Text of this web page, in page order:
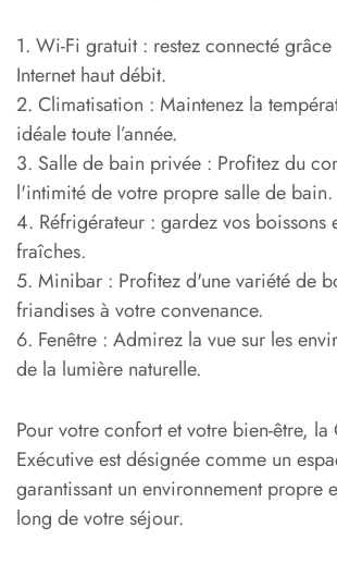
1. Wi-Fi gratuit : restez connecté
Internet haut débit.
2. Climatisation : Maintenez la
idéale toute l’année.
3. Salle de bain privée : Profitez du
l'intimité de votre propre salle de bain.
4. Réfrigérateur : gardez vos boissons
fraîches.
5. Minibar : Profitez d'une variété de
friandises à votre convenance.
6. Fenêtre : Admirez la vue sur les
de la lumière naturelle.
Pour votre confort et votre bien-être, la
Exécutive est désignée comme un
garantissant un environnement propre
long de votre séjour.